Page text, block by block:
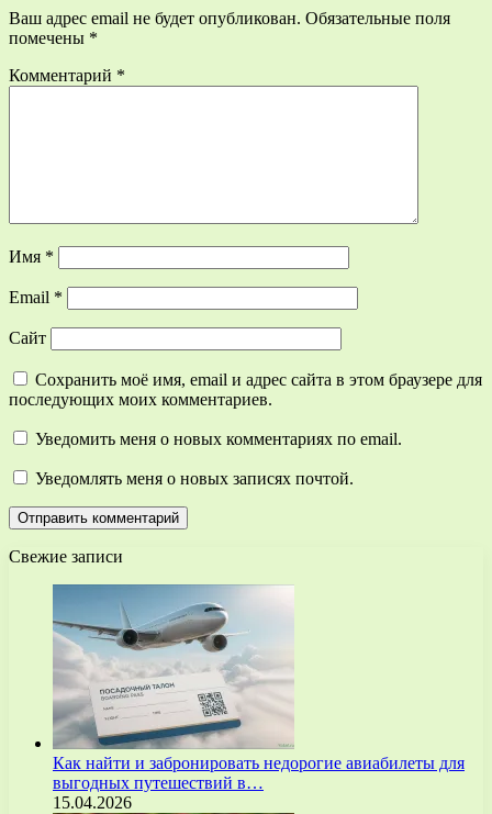
Ваш адрес email не будет опубликован. Обязательные поля
помечены *
Комментарий *
Имя *
Email *
Сайт
Сохранить моё имя, email и адрес сайта в этом браузере для
последующих моих комментариев.
Уведомить меня о новых комментариях по email.
Уведомлять меня о новых записях почтой.
Свежие записи
Как найти и забронировать недорогие авиабилеты для
выгодных путешествий в…
15.04.2026